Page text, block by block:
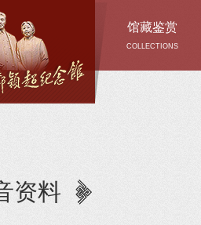
馆藏鉴赏
COLLECTIONS
资料